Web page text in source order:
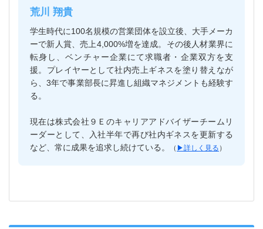
荒川 翔貴
学生時代に100名規模の営業団体を設立後、大手メーカ
ーで新人賞、売上4,000%増を達成。その後人材業界に
転身し、ベンチャー企業にて求職者・企業双方を支
援。プレイヤーとして社内売上ギネスを塗り替えなが
ら、3年で事業部長に昇進し組織マネジメントも経験す
る。
現在は株式会社９Ｅのキャリアアドバイザーチームリ
ーダーとして、入社半年で再び社内ギネスを更新する
など、常に成果を追求し続けている。
（ ▶︎詳しく見る ）